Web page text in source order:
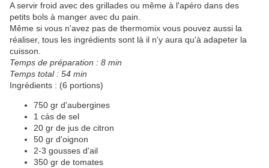
A servir froid avec des grillades ou même à l'apéro dans des
petits bols à manger avec du pain.
Même si vous n'avez pas de thermomix vous pouvez aussi la
réaliser, tous les ingrédients sont là il n'y aura qu'à adapeter la
cuisson.
Temps de préparation : 8 min
Temps total : 54 min
Ingrédients : (6 portions)
750 gr d'aubergines
1 càs de sel
20 gr de jus de citron
50 gr d'oignon
2-3 gousses d'ail
350 gr de tomates